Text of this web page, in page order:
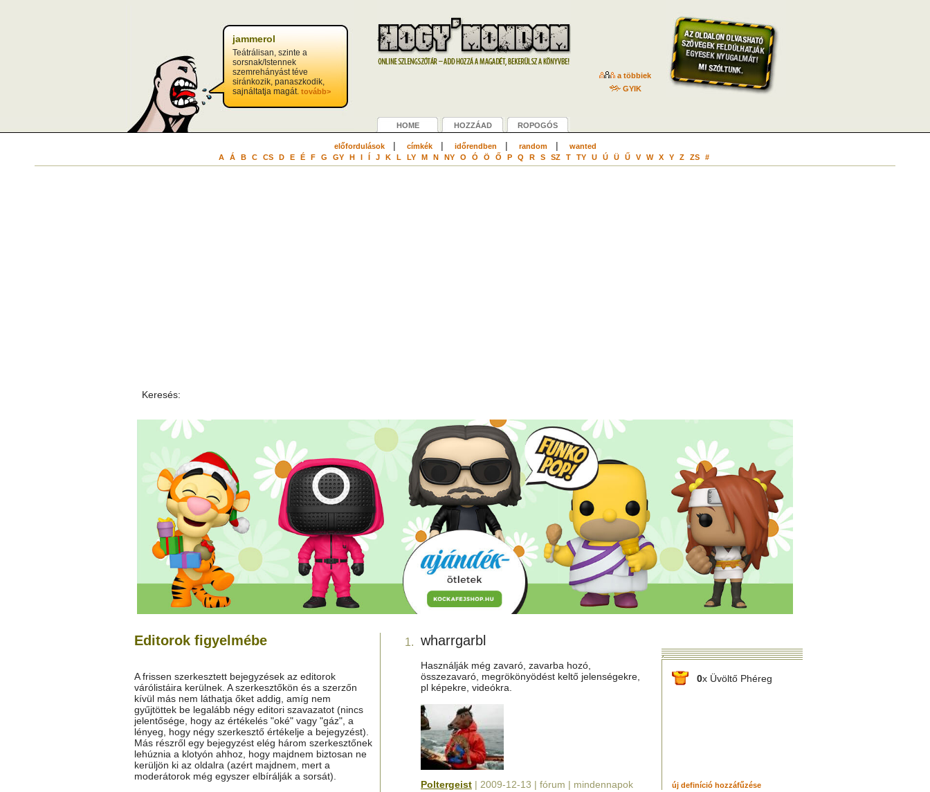
jammerol
Teátrálisan, szinte a
sorsnak/Istennek
szemrehányást téve
siránkozik, panaszkodik,
sajnáltatja magát. tovább>
a többiek
GYIK
HOME HOZZÁAD ROPOGÓS
előfordulások| címkék| időrendben | random|
wanted
A
Á B C CS D E É F G GY H I Í J K L LY M N NY O Ó Ö Ő P Q R S SZ T TY U Ú Ü Ű V W X Y Z ZS #
Keresés:
Editorok figyelmébe
A frissen szerkesztett bejegyzések az editorok
várólistáira kerülnek. A szerkesztőkön és a szerzőn
kívül más nem láthatja őket addig, amíg nem
gyűjtöttek be legalább négy editori szavazatot (nincs
jelentősége, hogy az értékelés "oké" vagy "gáz", a
lényeg, hogy négy szerkesztő értékelje a bejegyzést).
Más részről egy bejegyzést elég három szerkesztőnek
lehúznia a klotyón ahhoz, hogy majdnem biztosan ne
kerüljön ki az oldalra (azért majdnem, mert a
moderátorok még egyszer elbírálják a sorsát).
1. wharrgarbl
Használják még zavaró, zavarba hozó,
összezavaró, megrökönyödést keltő jelenségekre,
pl képekre, videókra.
0x Üvöltő Phéreg
Poltergeist | 2009-12-13 | fórum | mindennapok új definíció hozzáfűzése